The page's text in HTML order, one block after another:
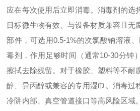
应在每次使用后立即消毒。消毒剂的选
目标微生物有效、与设备材质兼容且无
部件，可选用0.5-1%的次氯酸钠溶液
毒剂，作用足够时间（通常10-30分钟
擦拭去除残留。对于橡胶、塑料等不耐
醇、异丙醇或兼容的专用湿巾。消毒过
冷阱内部、真空管道接口等高风险区域